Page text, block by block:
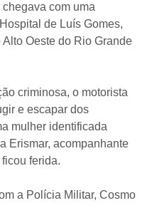
com uma
de Luís Gomes,
Alto Oeste do Rio Grande
criminosa, o motorista
e escapar dos
mulher identificada
Erismar, acompanhante
ferida.
a Polícia Militar, Cosmo